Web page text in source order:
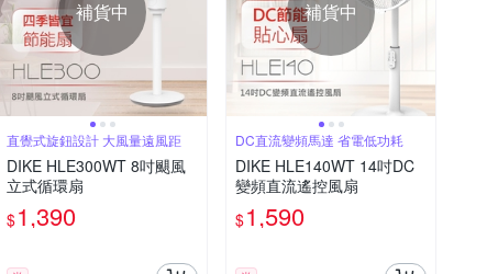
補貨中
直覺式旋鈕設計 大風量遠風距
DIKE HLE300WT 8吋颶風
立式循環扇
$1,390
補貨中
DC直流變頻馬達 省電低功耗
DIKE HLE140WT 14吋DC
變頻直流遙控風扇
$1,590